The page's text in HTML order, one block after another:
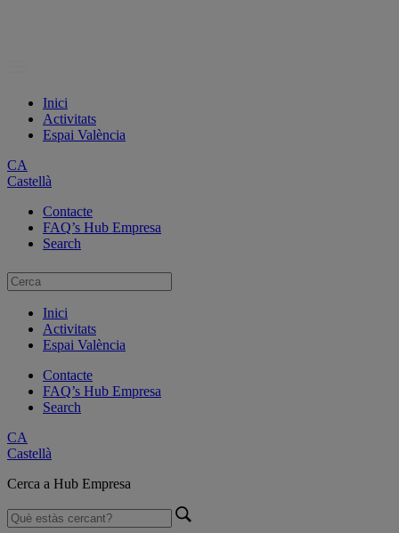
Inici
Activitats
Espai València
CA
Castellà
Contacte
FAQ’s Hub Empresa
Search
Inici
Activitats
Espai València
Contacte
FAQ’s Hub Empresa
Search
CA
Castellà
Cerca a Hub Empresa